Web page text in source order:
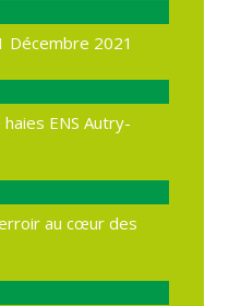
Décembre 2021
ENS Autry-
au cœur des